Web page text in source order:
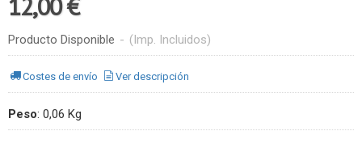
Producto Disponible - (Imp. Incluidos)
Costes de envío Ver descripción
Peso: 0,06 Kg